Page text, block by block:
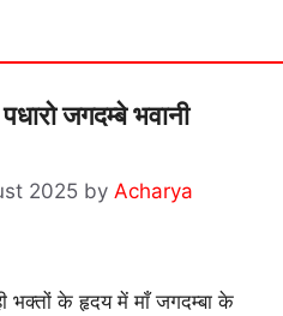
जगदम्बे भवानी
2025 by Acharya
भक्तों के हृदय में माँ जगदम्बा के